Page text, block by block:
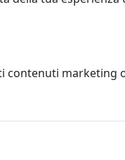
DIREZIONALE VELVET
contenuti marketing